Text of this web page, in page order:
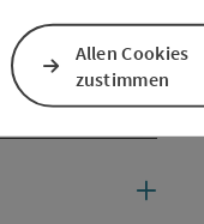
Allen Cookies
zustimmen